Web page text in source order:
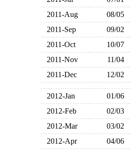
2011-Aug
08/05
2011-Sep
09/02
2011-Oct
10/07
2011-Nov
11/04
2011-Dec
12/02
2012-Jan 01/06
2012-Feb
02/03
2012-Mar
03/02
2012-Apr
04/06